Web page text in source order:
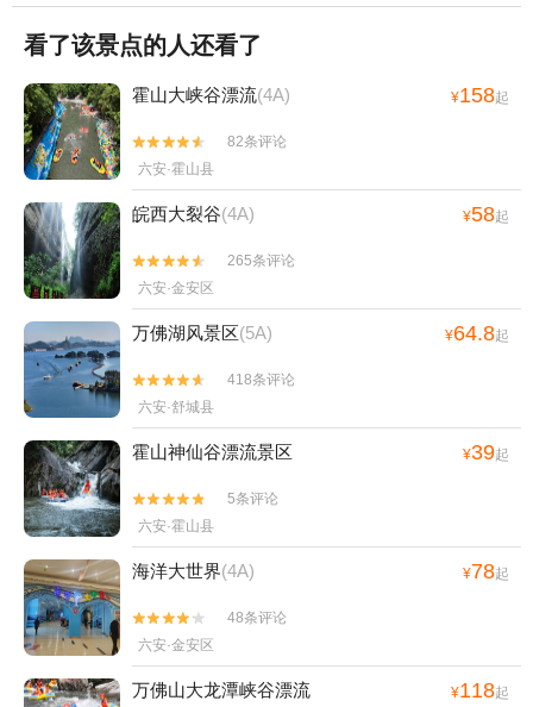
看了该景点的人还看了
霍山大峡谷漂流(4A) ¥158起


82条评论
六安·霍山县
皖西大裂谷(4A) ¥58起


265条评论
六安·金安区
万佛湖风景区(5A) ¥64.8起


418条评论
六安·舒城县
霍山神仙谷漂流景区 ¥39起


5条评论
六安·霍山县
海洋大世界(4A) ¥78起


48条评论
六安·金安区
万佛山大龙潭峡谷漂流 ¥118起